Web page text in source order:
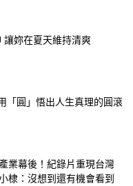
妳在夏天維持清爽
「圓」悟出人生真理的圓滾
業幕後！紀錄片重現台灣
棣：沒想到還有機會看到